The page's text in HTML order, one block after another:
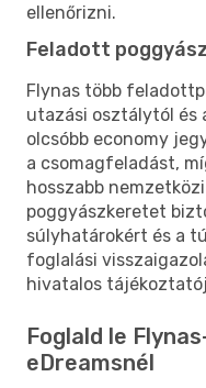
ellenőrizni.
Feladott poggyász
Flynas több
utazási osztálytól és
olcsóbb economy
a csomagfeladást,
hosszabb
poggyászkeretet
súlyhatárokért és a
foglalási
hivatalos
Foglald le
eDreamsnél